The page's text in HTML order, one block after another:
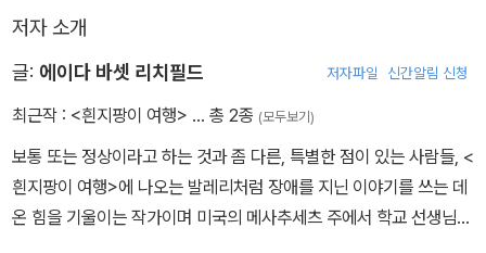
누군가 동정 어린 시선을 보낼 때 발레리는 가장 마음이 아프지만, 발
레리는 자신이 얼마나 많은 일을 할 수 있는지를 알고 있다. 시력을 잃
비슷한 환경에 놓여 있는 아이들에게 특별한 의미가 될 것이다. 또한
다른 어린이들에게는 시각 장애를 겪는 사람들을 이해하고 인정하는
마음을 갖도록 해 줄 것이다.
저자 소개
글: 에이다 바셋 리치필드 저자파일 신간알림 신청
최근작 : <흰지팡이 여행> … 총 2종 (모두보기)
보통 또는 정상이라고 하는 것과 좀 다른, 특별한 점이 있는 사람들, <
흰지팡이 여행>에 나오는 발레리처럼 장애를 지닌 이야기를 쓰는 데
온 힘을 기울이는 작가이며 미국의 메사추세츠 주에서 학교 선생님으